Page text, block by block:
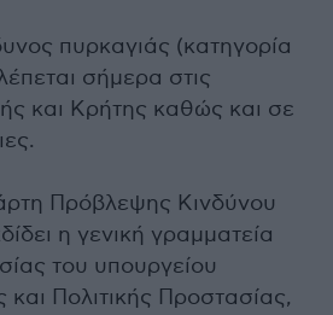
πυρκαγιάς (κατηγορία
σήμερα στις
και Κρήτης καθώς και σε
Πρόβλεψης Κινδύνου
η γενική γραμματεία
του υπουργείου
και Πολιτικής Προστασίας,